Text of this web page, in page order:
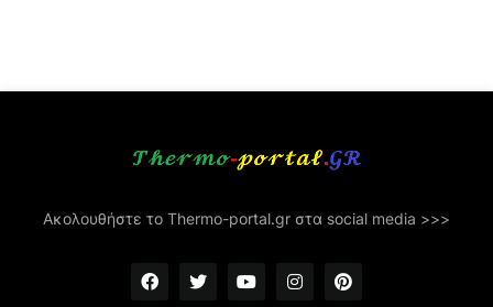
Ακολουθήστε το Thermo-portal.gr στα social media >>>